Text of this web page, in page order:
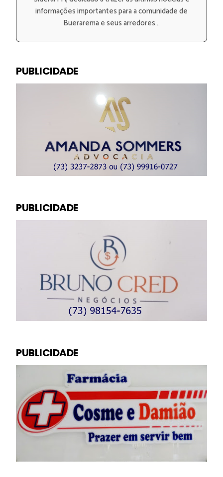
informações importantes para a comunidade de
Buerarema e seus arredores...
PUBLICIDADE
PUBLICIDADE
PUBLICIDADE